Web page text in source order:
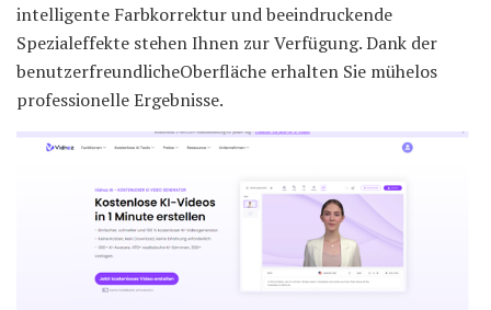
intelligente Farbkorrektur und beeindruckende
Spezialeffekte stehen Ihnen zur Verfügung. Dank der
benutzerfreundlicheOberfläche erhalten Sie mühelos
professionelle Ergebnisse.